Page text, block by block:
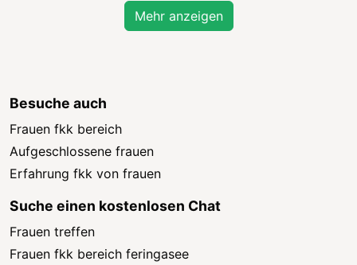
Mehr anzeigen
Besuche auch
Frauen fkk bereich
Aufgeschlossene frauen
Erfahrung fkk von frauen
Suche einen kostenlosen Chat
Frauen treffen
Frauen fkk bereich feringasee